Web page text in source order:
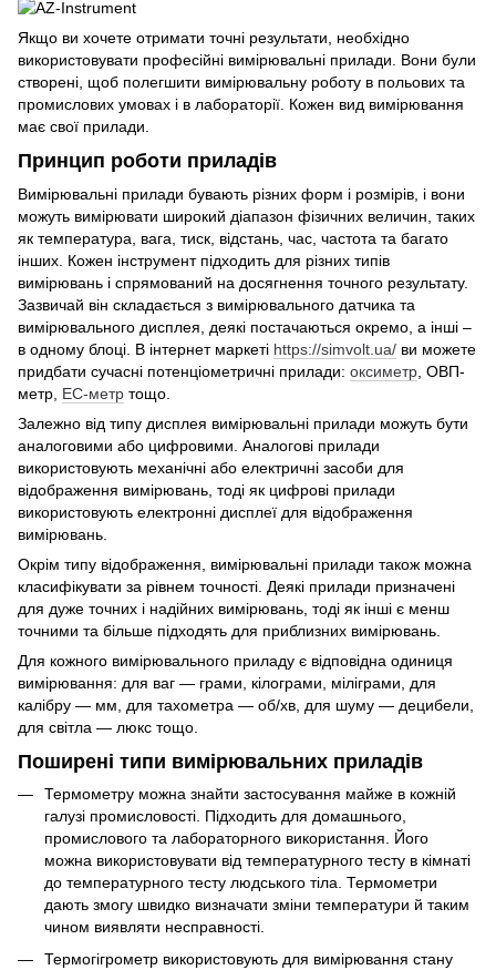
Якщо ви хочете отримати точні результати, необхідно
використовувати професійні вимірювальні прилади. Вони були
створені, щоб полегшити вимірювальну роботу в польових та
промислових умовах і в лабораторії. Кожен вид вимірювання
має свої прилади.
Принцип роботи приладів
Вимірювальні прилади бувають різних форм і розмірів, і вони
можуть вимірювати широкий діапазон фізичних величин, таких
як температура, вага, тиск, відстань, час, частота та багато
інших. Кожен інструмент підходить для різних типів
вимірювань і спрямований на досягнення точного результату.
Зазвичай він складається з вимірювального датчика та
вимірювального дисплея, деякі постачаються окремо, а інші –
в одному блоці. В інтернет маркеті https://simvolt.ua/ ви можете
придбати сучасні потенціометричні прилади: оксиметр , ОВП-
метр, ЕС-метр тощо.
Залежно від типу дисплея вимірювальні прилади можуть бути
аналоговими або цифровими. Аналогові прилади
використовують механічні або електричні засоби для
відображення вимірювань, тоді як цифрові прилади
використовують електронні дисплеї для відображення
вимірювань.
Окрім типу відображення, вимірювальні прилади також можна
класифікувати за рівнем точності. Деякі прилади призначені
для дуже точних і надійних вимірювань, тоді як інші є менш
точними та більше підходять для приблизних вимірювань.
Для кожного вимірювального приладу є відповідна одиниця
вимірювання: для ваг — грами, кілограми, міліграми, для
калібру — мм, для тахометра — об/хв, для шуму — децибели,
для світла — люкс тощо.
Поширені типи вимірювальних приладів
Термометру можна знайти застосування майже в кожній
галузі промисловості. Підходить для домашнього,
промислового та лабораторного використання. Його
можна використовувати від температурного тесту в кімнаті
до температурного тесту людського тіла. Термометри
дають змогу швидко визначати зміни температури й таким
чином виявляти несправності.
Термогігрометр використовують для вимірювання стану